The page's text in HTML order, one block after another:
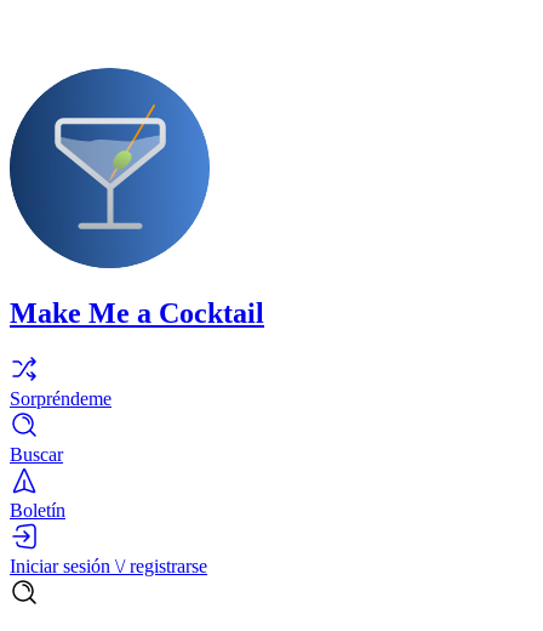
Make Me a Cocktail
Sorpréndeme
Buscar
Boletín
Iniciar sesión \/ registrarse